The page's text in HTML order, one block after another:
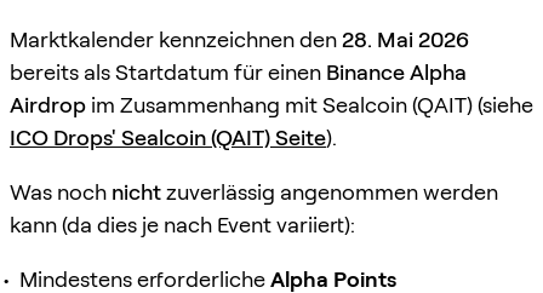
Marktkalender kennzeichnen den28. Mai 2026
bereits als Startdatum für einen Binance Alpha
Airdrop im Zusammenhang mit Sealcoin (QAIT) (siehe
ICO Drops' Sealcoin (QAIT) Seite).
Was noch nichtzuverlässig angenommen werden
kann (da dies je nach Event variiert):
Mindestens erforderlicheAlpha Points